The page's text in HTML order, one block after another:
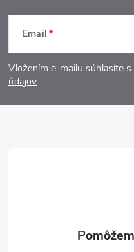
Z
á
p
Email
Vložením e-mailu súhlasíte s
údajov